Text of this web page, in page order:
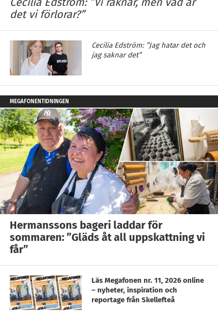
det vi förlorar?”
Cecilia Edström: ”Jag hatar det och
jag saknar det”
MEGAFONENTIDNINGEN
Hermanssons bageri laddar för
sommaren: ”Gläds åt all uppskattning vi
får”
Läs Megafonen nr. 11, 2026 online
– nyheter, inspiration och
reportage från Skellefteå